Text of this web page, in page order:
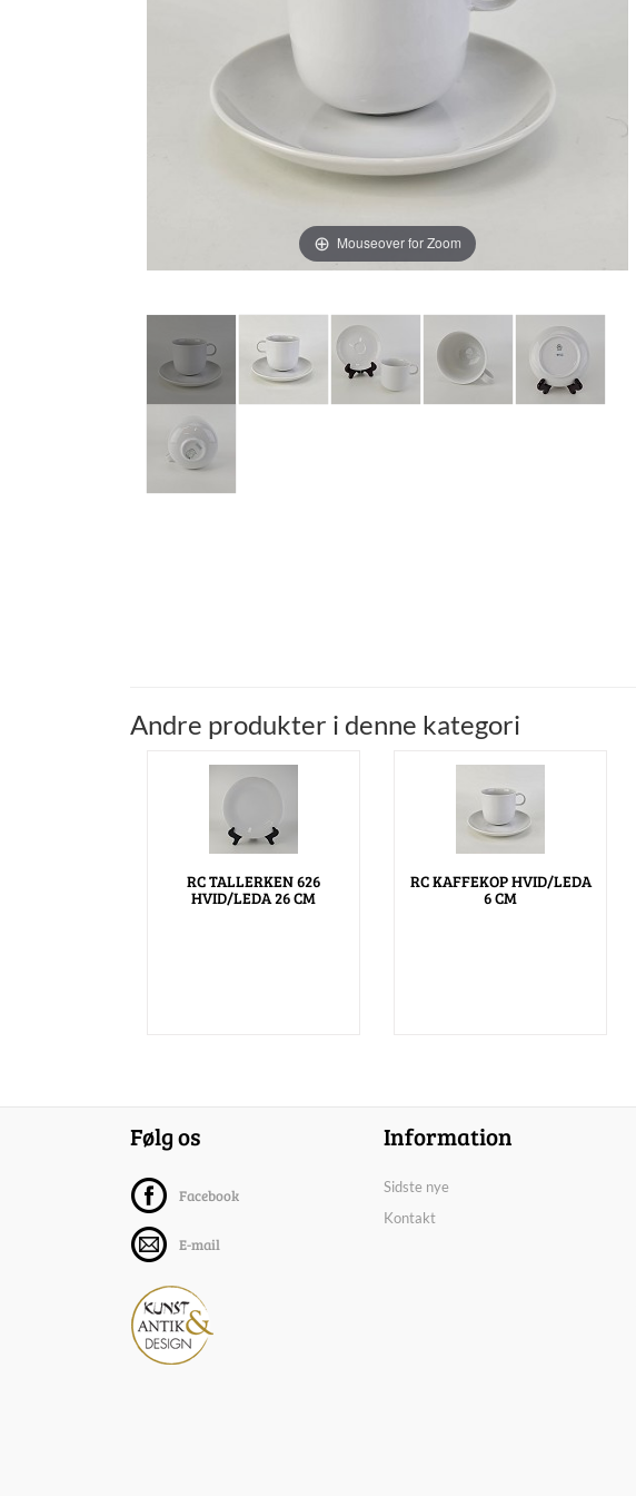
Mouseover for Zoom
Andre produkter i denne kategori
RC TALLERKEN 626
HVID/LEDA 26 CM
RC KAFFEKOP HVID/LEDA
6 CM
Følg os
Facebook
E-mail
Information
Sidste nye
Kontakt